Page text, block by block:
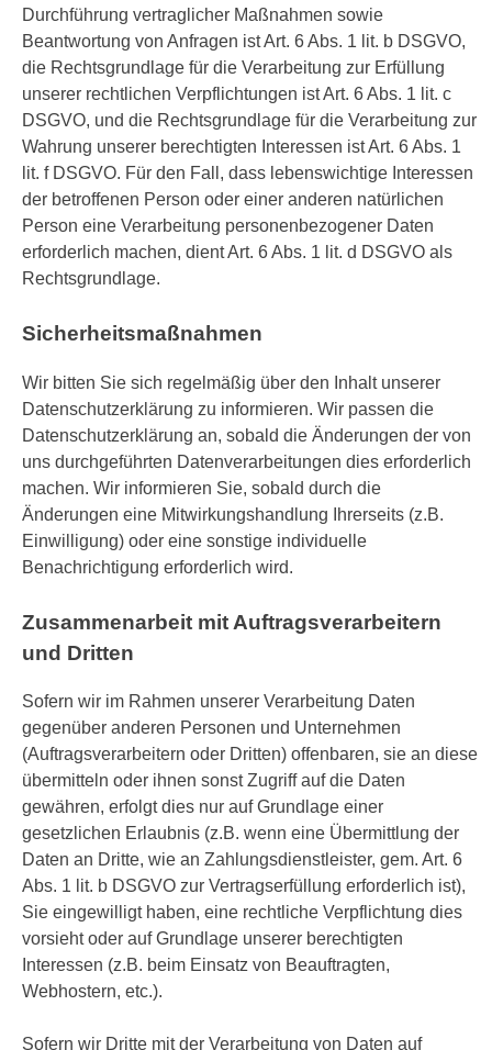
Durchführung vertraglicher Maßnahmen sowie
Beantwortung von Anfragen ist Art. 6 Abs. 1 lit. b DSGVO,
die Rechtsgrundlage für die Verarbeitung zur Erfüllung
unserer rechtlichen Verpflichtungen ist Art. 6 Abs. 1 lit. c
DSGVO, und die Rechtsgrundlage für die Verarbeitung zur
Wahrung unserer berechtigten Interessen ist Art. 6 Abs. 1
lit. f DSGVO. Für den Fall, dass lebenswichtige Interessen
der betroffenen Person oder einer anderen natürlichen
Person eine Verarbeitung personenbezogener Daten
erforderlich machen, dient Art. 6 Abs. 1 lit. d DSGVO als
Rechtsgrundlage.
Sicherheitsmaßnahmen
Wir bitten Sie sich regelmäßig über den Inhalt unserer
Datenschutzerklärung zu informieren. Wir passen die
Datenschutzerklärung an, sobald die Änderungen der von
uns durchgeführten Datenverarbeitungen dies erforderlich
machen. Wir informieren Sie, sobald durch die
Änderungen eine Mitwirkungshandlung Ihrerseits (z.B.
Einwilligung) oder eine sonstige individuelle
Benachrichtigung erforderlich wird.
Zusammenarbeit mit Auftragsverarbeitern
und Dritten
Sofern wir im Rahmen unserer Verarbeitung Daten
gegenüber anderen Personen und Unternehmen
(Auftragsverarbeitern oder Dritten) offenbaren, sie an diese
übermitteln oder ihnen sonst Zugriff auf die Daten
gewähren, erfolgt dies nur auf Grundlage einer
gesetzlichen Erlaubnis (z.B. wenn eine Übermittlung der
Daten an Dritte, wie an Zahlungsdienstleister, gem. Art. 6
Abs. 1 lit. b DSGVO zur Vertragserfüllung erforderlich ist),
Sie eingewilligt haben, eine rechtliche Verpflichtung dies
vorsieht oder auf Grundlage unserer berechtigten
Interessen (z.B. beim Einsatz von Beauftragten,
Webhostern, etc.).
Sofern wir Dritte mit der Verarbeitung von Daten auf